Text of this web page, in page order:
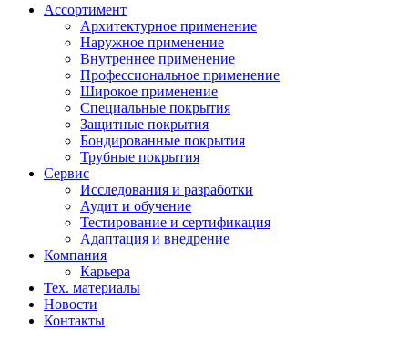
Ассортимент
Архитектурное применение
Наружное применение
Внутреннее применение
Профессиональное применение
Широкое применение
Специальные покрытия
Защитные покрытия
Бондированные покрытия
Трубные покрытия
Сервис
Исследования и разработки
Аудит и обучение
Тестирование и сертификация
Адаптация и внедрение
Компания
Карьера
Тех. материалы
Новости
Контакты